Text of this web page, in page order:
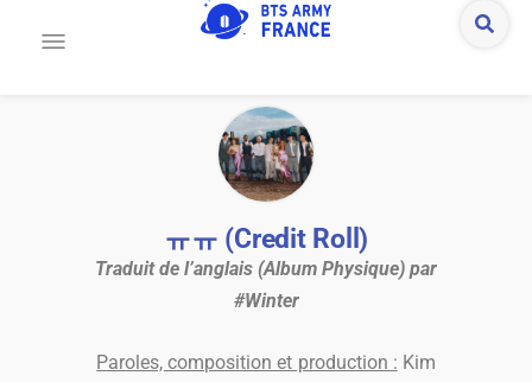
ㅠㅠ (Credit Roll)
Traduit de l’anglais (Album Physique) par
#Winter
Paroles, composition et production : Kim